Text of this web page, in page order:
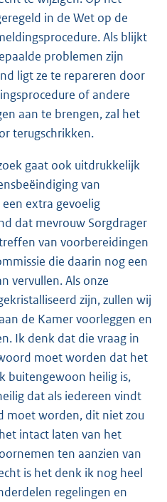
in de Wet op de
Als blijkt
problemen zijn
ligt ze te repareren door
of andere
aan te brengen, zal het
terugschrikken.
gaat ook uitdrukkelijk
van
extra gevoelig
dat mevrouw Sorgdrager
van voorbereidingen
die daarin nog een
vervullen. Als onze
zijn, zullen wij
de Kamer voorleggen en
Ik denk dat die vraag in
moet worden dat het
buitengewoon heilig is,
dat als iedereen vindt
moet worden, dit niet zou
intact laten van het
ten aanzien van
is het denk ik nog heel
regelingen en